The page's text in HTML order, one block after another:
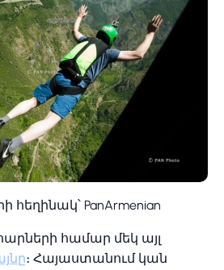
հեղինակ՝ PanArmenian
համար մեկ այլ
։ Հայաստանում կան